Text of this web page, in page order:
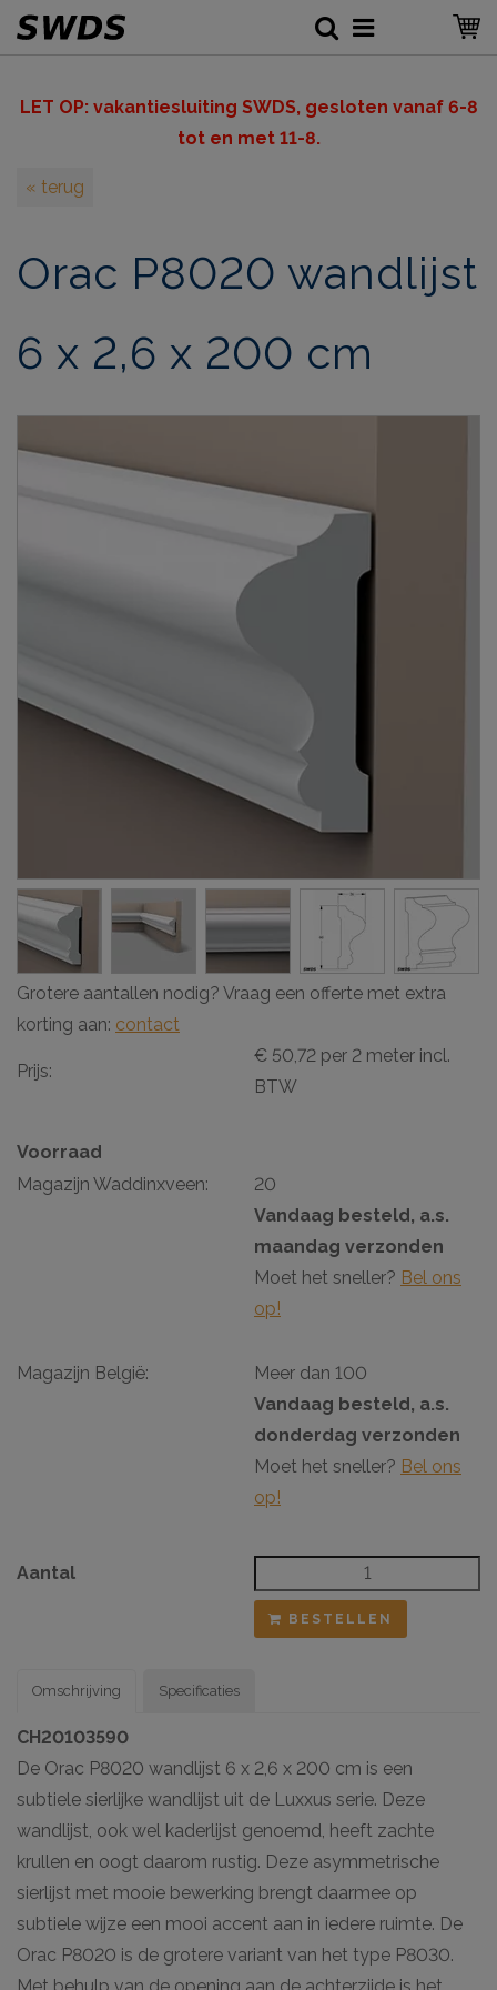
LET OP: vakantiesluiting SWDS, gesloten vanaf 6-8
tot en met 11-8.
« terug
Orac P8020 wandlijst
6 x 2,6 x 200 cm
Grotere aantallen nodig? Vraag een offerte met extra
korting aan: contact
Prijs:
€ 50,72 per 2 meter incl.
BTW
Voorraad
Magazijn Waddinxveen:
20
Vandaag besteld, a.s.
maandag verzonden
Moet het sneller? Bel ons
op!
Magazijn België:
Meer dan 100
Vandaag besteld, a.s.
donderdag verzonden
Moet het sneller? Bel ons
op!
Aantal
BESTELLEN
Omschrijving
CH20103590
De Orac P8020 wandlijst 6 x 2,6 x 200 cm is een
subtiele sierlijke wandlijst uit de Luxxus serie. Deze
wandlijst, ook wel kaderlijst genoemd, heeft zachte
krullen en oogt daarom rustig. Deze asymmetrische
sierlijst met mooie bewerking brengt daarmee op
subtiele wijze een mooi accent aan in iedere ruimte. De
Orac P8020 is de grotere variant van het type P8030.
Specificaties